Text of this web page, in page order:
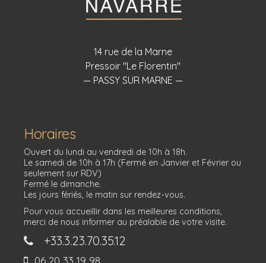
14 rue de la Marne
Pressoir "Le Florentin"
— PASSY SUR MARNE —
Horaires
Ouvert du lundi au vendredi de 10h à 18h.
Le samedi de 10h à 17h (Fermé en Janvier et Février ou
seulement sur RDV)
Fermé le dimanche.
Les jours fériés, le matin sur rendez-vous.
Pour vous accueillir dans les meilleures conditions,
merci de nous informer au préalable de votre visite.
+33.3.23.70.35.12
06 20 33 19 98